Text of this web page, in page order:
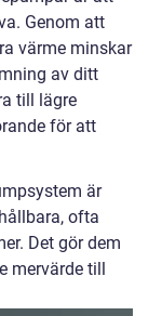
Genom att
värme minskar
av ditt
till lägre
för att
är
ofta
Det gör dem
mervärde till